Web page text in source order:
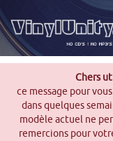
Chers
ce message pour
dans quelques
modèle actuel ne
remercions pour